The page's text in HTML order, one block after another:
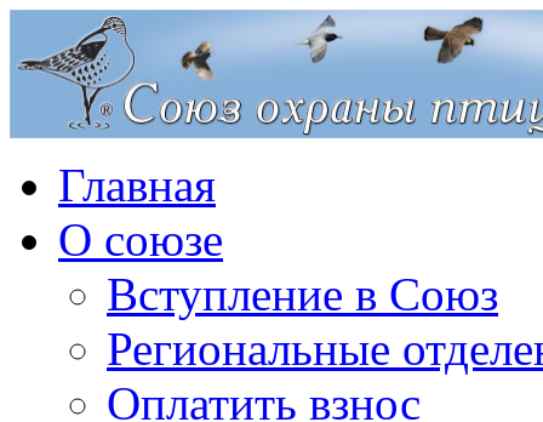
Главная
О союзе
Вступление в Союз
Региональные
Оплатить взнос